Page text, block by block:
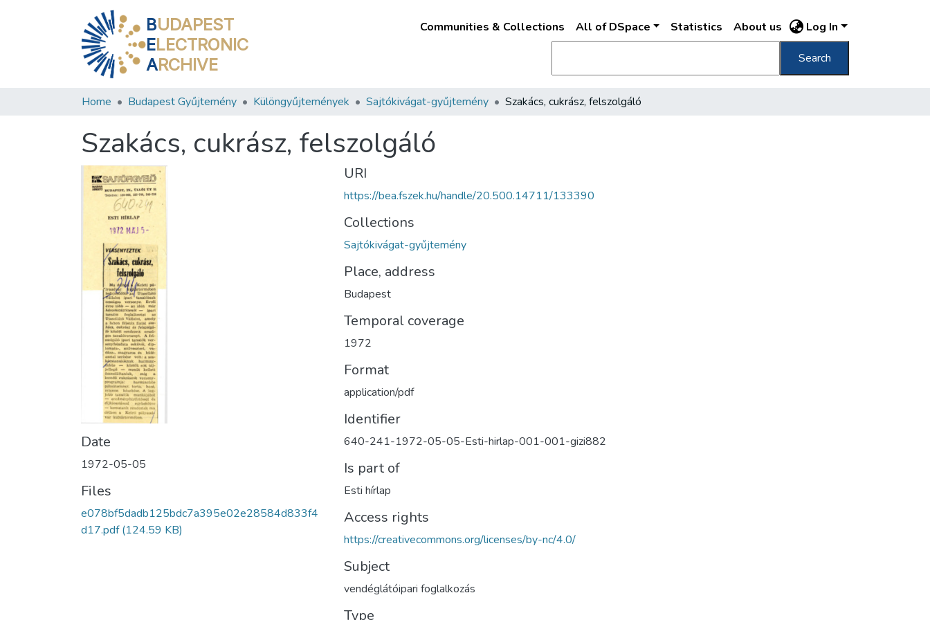
BUDAPEST
ELECTRONIC
ARCHIVE
Communities & Collections All of DSpace Statistics About us Log In
Search
Home Budapest Gyűjtemény Különgyűjtemények Sajtókivágat-gyűjtemény Szakács, cukrász, felszolgáló
Szakács, cukrász, felszolgáló
Date
1972-05-05
Files
e078bf5dadb125bdc7a395e02e28584d833f4
d17.pdf(124.59 KB)
URI
https://bea.fszek.hu/handle/20.500.14711/133390
Collections
Sajtókivágat-gyűjtemény
Place, address
Budapest
Temporal coverage
1972
Format
application/pdf
Identifier
640-241-1972-05-05-Esti-hirlap-001-001-gizi882
Is part of
Esti hírlap
Access rights
https://creativecommons.org/licenses/by-nc/4.0/
Subject
vendéglátóipari foglalkozás
Type